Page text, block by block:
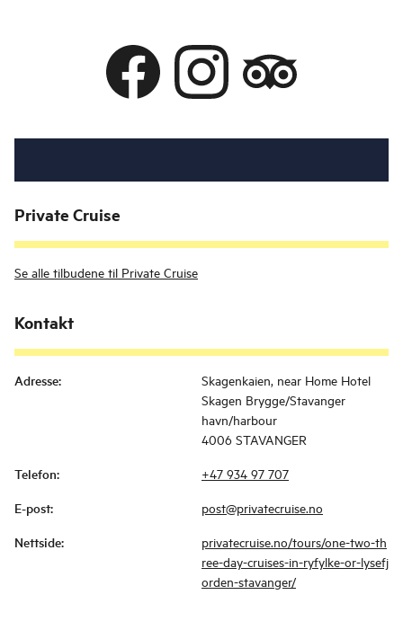
Private Cruise
Se alle tilbudene til Private Cruise
Kontakt
Adresse:
Skagenkaien, near Home Hotel
Skagen Brygge/Stavanger
havn/harbour
4006 STAVANGER
Telefon: +47 934 97 707
E-post: post@privatecruise.no
Nettside:
privatecruise.no/tours/one-two-th
ree-day-cruises-in-ryfylke-or-lysefj
orden-stavanger/